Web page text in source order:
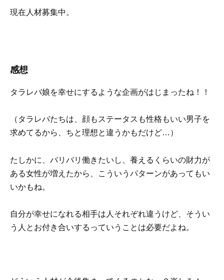
現在人材募集中。
感想
タラレバ娘を幸せにするような企画がはじまったね！！
（タラレバたちは、顔もステータスも性格もいい男子を
求めてるから、ちと理想と違うかもだけど…）
たしかに、バリバリ働きたいし、養えるくらいの財力が
ある女性が増えたから、こういうパターンがあってもい
いかもね。
自分が幸せになれる相手は人それぞれ違うけど、そうい
う人とお付き合いするっていうことは必要だよね。